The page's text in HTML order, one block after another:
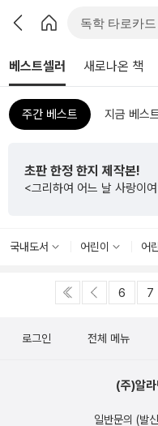
베스트셀러 새로나온 책
주간 베스트 지금 베스
초판 한정 한지 제작본!
<그리하여 어느 날 사랑이
국내도서 어린이 어
6 7
로그인 전체 메뉴
(주)알
일반문의 (발